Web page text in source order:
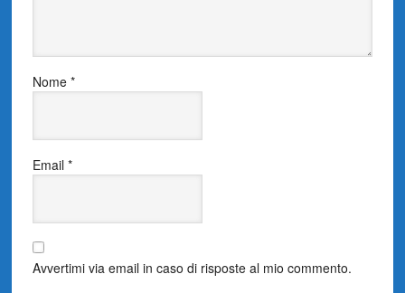
Nome *
Email *
Avvertimi via email in caso di risposte al mio commento.